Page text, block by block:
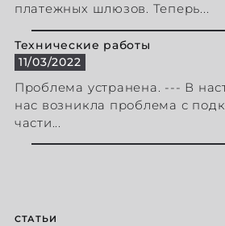
платежных шлюзов. Теперь...
Технические работы
11/03/2022
Проблема устранена. --- В
нас возникла проблема с
части...
СТАТЬИ